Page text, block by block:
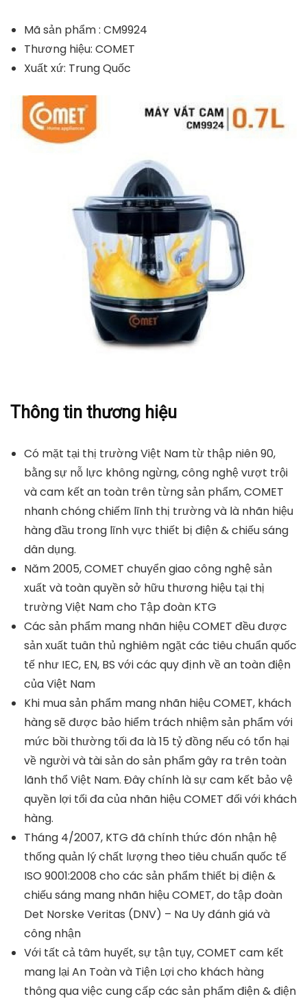
Mã sản phẩm : CM9924
Thương hiệu: COMET
Xuất xứ: Trung Quốc
Thông tin thương hiệu
Có mặt tại thị trường Việt Nam từ thập niên 90,
bằng sự nỗ lực không ngừng, công nghệ vượt trội
và cam kết an toàn trên từng sản phẩm, COMET
nhanh chóng chiếm lĩnh thị trường và là nhãn hiệu
hàng đầu trong lĩnh vực thiết bị điện & chiếu sáng
dân dụng.
Năm 2005, COMET chuyển giao công nghệ sản
xuất và toàn quyền sở hữu thương hiệu tại thị
trường Việt Nam cho Tập đoàn KTG
Các sản phẩm mang nhãn hiệu COMET đều được
sản xuất tuân thủ nghiêm ngặt các tiêu chuẩn quốc
tế như IEC, EN, BS với các quy định về an toàn điện
của Việt Nam
Khi mua sản phẩm mang nhãn hiệu COMET, khách
hàng sẽ được bảo hiểm trách nhiệm sản phẩm với
mức bồi thường tối đa là 15 tỷ đồng nếu có tổn hại
về người và tài sản do sản phẩm gây ra trên toàn
lãnh thổ Việt Nam. Đây chính là sự cam kết bảo vệ
quyền lợi tối đa của nhãn hiệu COMET đối với khách
hàng.
Tháng 4/2007, KTG đã chính thức đón nhận hệ
thống quản lý chất lượng theo tiêu chuẩn quốc tế
ISO 9001:2008 cho các sản phẩm thiết bị điện &
chiếu sáng mang nhãn hiệu COMET, do tập đoàn
Det Norske Veritas (DNV) – Na Uy đánh giá và
công nhận
Với tất cả tâm huyết, sự tận tụy, COMET cam kết
mang lại An Toàn và Tiện Lợi cho khách hàng
thông qua việc cung cấp các sản phẩm điện & điện